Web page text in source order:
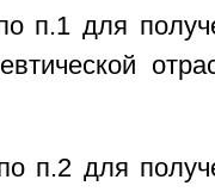
п.1 для
п.2 для